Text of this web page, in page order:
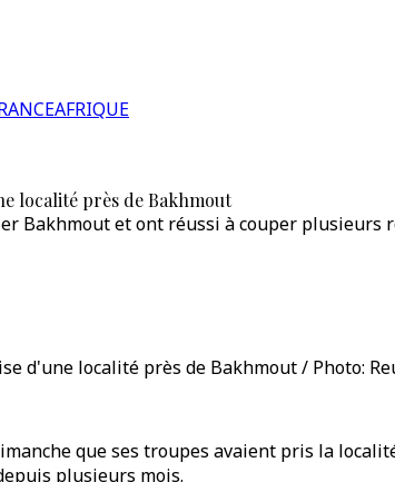
AFRIQUE
localité près de Bakhmout
Bakhmout et ont réussi à couper
d'une localité près de Bakhmout / Photo:
que ses troupes avaient pris la
plusieurs mois.